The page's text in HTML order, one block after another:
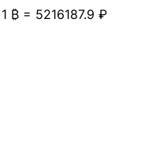
₿ = 5216187.9 ₽